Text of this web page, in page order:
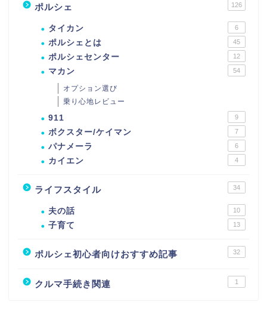
ポルシェ 126
タイカン 6
ポルシェとは 45
ポルシェセンター 12
マカン 54
オプション選び
乗り心地レビュー
911 9
ボクスター/ケイマン 7
パナメーラ 6
カイエン 4
ライフスタイル 34
夫の話 10
子育て 13
ポルシェ初心者向けおすすめ記事 32
クルマ手続き関連 1